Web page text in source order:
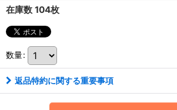
在庫数 104枚
数量:
返品特約に関する重要事項